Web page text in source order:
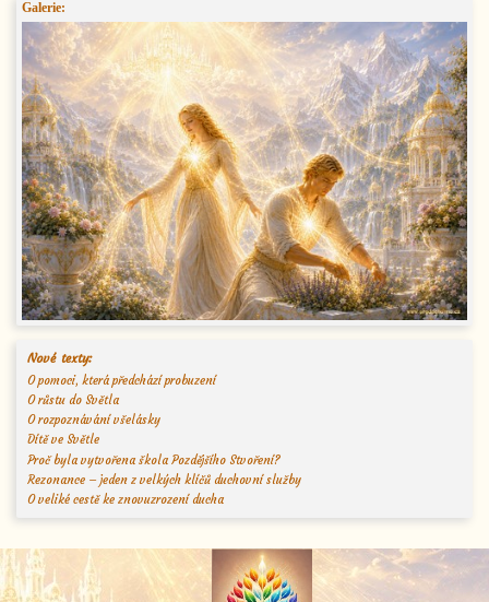
Galerie:
Nové texty:
O pomoci, která předchází probuzení
O růstu do Světla
O rozpoznávání všelásky
Dítě ve Světle
Proč byla vytvořena škola Pozdějšího Stvoření?
Rezonance – jeden z velkých klíčů duchovní služby
O veliké cestě ke znovuzrození ducha